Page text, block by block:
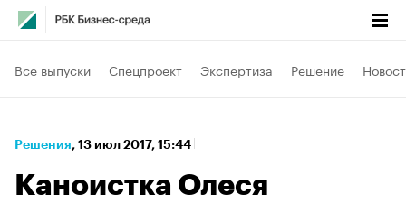
Все выпуски Спецпроект Экспертиза Решение
Решения⁠, 13 июл 2017, 15:44
Каноистка Олеся